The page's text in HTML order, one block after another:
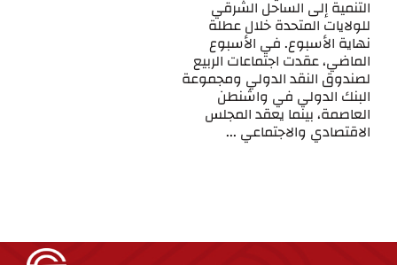
التنمية إلى الساحل الشرقي
للولايات المتحدة خلال عطلة
نهاية الأسبوع. في الأسبوع
الماضي، عقدت اجتماعات الربيع
لصندوق النقد الدولي ومجموعة
البنك الدولي في واشنطن
العاصمة، بينما يعقد المجلس
الاقتصادي والاجتماعي ...